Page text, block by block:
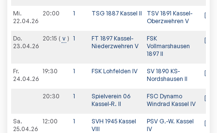
Mi.
22.04.26
20:00 1 TSG 1887 Kassel II
TSV 1891 Kassel-
Oberzwehren V
Do.
23.04.26
20:15 v 1
FT 1897 Kassel-
Niederzwehren V
FSK
Vollmarshausen
1897 II
Fr.
24.04.26
19:30 1 FSK Lohfelden IV
SV 1890 KS-
Nordshausen II
20:30 1
Spielverein 06
Kassel-R. II
FSC Dynamo
Windrad Kassel IV
Sa.
25.04.26
12:00 1
SVH 1945 Kassel
VIII
PSV G.-W. Kassel
IV